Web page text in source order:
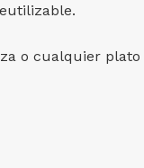
o cualquier plato